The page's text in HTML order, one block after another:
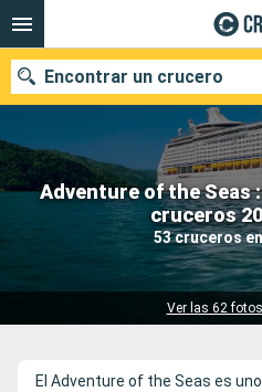
Adventure of the Seas
cruceros
53 cruceros
Ver las 62
Encontrar un crucero
Nuestros destinos
Fecha de salida
El Adventure of the Seas es